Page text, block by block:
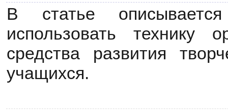
В статье
использовать технику
средства развития
учащихся.